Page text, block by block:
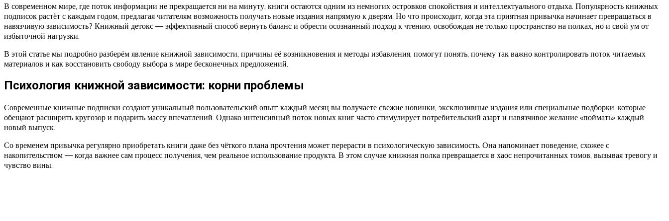
В современном мире, где поток информации не прекращается ни на минуту, книги остаются одним из немногих островков спокойствия и интеллектуального отдыха. Популярность книжных
подписок растёт с каждым годом, предлагая читателям возможность получать новые издания напрямую к дверям. Но что происходит, когда эта приятная привычка начинает превращаться в
навязчивую зависимость? Книжный детокс — эффективный способ вернуть баланс и обрести осознанный подход к чтению, освобождая не только пространство на полках, но и свой ум от
избыточной нагрузки.
В этой статье мы подробно разберём явление книжной зависимости, причины её возникновения и методы избавления, помогут понять, почему так важно контролировать поток читаемых
материалов и как восстановить свободу выбора в мире бесконечных предложений.
Психология книжной зависимости: корни проблемы
Современные книжные подписки создают уникальный пользовательский опыт: каждый месяц вы получаете свежие новинки, эксклюзивные издания или специальные подборки, которые
обещают расширить кругозор и подарить массу впечатлений. Однако интенсивный поток новых книг часто стимулирует потребительский азарт и навязчивое желание «поймать» каждый
новый выпуск.
Со временем привычка регулярно приобретать книги даже без чёткого плана прочтения может перерасти в психологическую зависимость. Она напоминает поведение, схожее с
накопительством — когда важнее сам процесс получения, чем реальное использование продукта. В этом случае книжная полка превращается в хаос непрочитанных томов, вызывая тревогу и
чувство вины.